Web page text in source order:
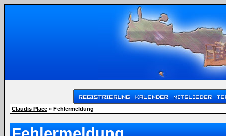
Claudis Place » Fehlermeldung